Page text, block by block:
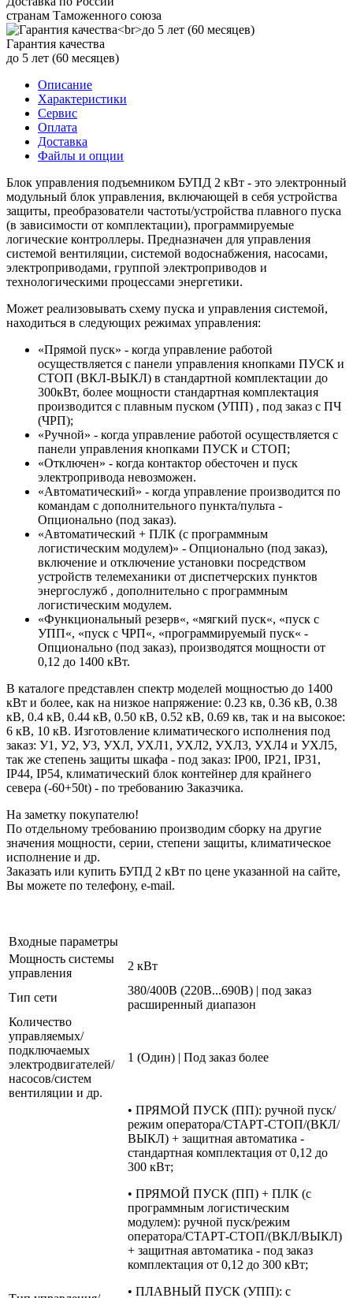
странам Таможенного союза
Гарантия качества
до 5 лет (60 месяцев)
Описание
Характеристики
Сервис
Оплата
Доставка
Файлы и опции
Блок управления подъемником БУПД 2 кВт - это электронный
модульный блок управления, включающей в себя устройства
защиты, преобразователи частоты/устройства плавного пуска
(в зависимости от комплектации), программируемые
логические контроллеры. Предназначен для управления
системой вентиляции, системой водоснабжения, насосами,
электроприводами, группой электроприводов и
технологическими процессами энергетики.
Может реализовывать схему пуска и управления системой,
находиться в следующих режимах управления:
«Прямой пуск» - когда управление работой
осуществляется с панели управления кнопками ПУСК и
СТОП (ВКЛ-ВЫКЛ) в стандартной комплектации до
300кВт, более мощности стандартная комплектация
производится с плавным пуском (УПП) , под заказ с ПЧ
(ЧРП);
«Ручной» - когда управление работой осуществляется с
панели управления кнопками ПУСК и СТОП;
«Отключен» - когда контактор обесточен и пуск
электропривода невозможен.
«Автоматический» - когда управление производится по
командам с дополнительного пункта/пульта -
Опционально (под заказ).
«Автоматический + ПЛК (с программным
логистическим модулем)» - Опционально (под заказ),
включение и отключение установки посредством
устройств телемеханики от диспетчерских пунктов
энергослужб , дополнительно с программным
логистическим модулем.
«Функциональный резерв«, «мягкий пуск«, «пуск с
УПП«, «пуск с ЧРП«, «программируемый пуск« -
Опционально (под заказ), производятся мощности от
0,12 до 1400 кВт.
В каталоге представлен спектр моделей мощностью до 1400
кВт и более, как на низкое напряжение: 0.23 кв, 0.36 кВ, 0.38
кВ, 0.4 кВ, 0.44 кВ, 0.50 кВ, 0.52 кВ, 0.69 кв, так и на высокое:
6 кВ, 10 кВ. Изготовление климатического исполнения под
заказ: У1, У2, У3, УХЛ, УХЛ1, УХЛ2, УХЛ3, УХЛ4 и УХЛ5,
так же степень защиты шкафа - под заказ: IP00, IP21, IP31,
IP44, IP54, климатический блок контейнер для крайнего
севера (-60+50t) - по требованию Заказчика.
На заметку покупателю!
По отдельному требованию производим сборку на другие
значения мощности, серии, степени защиты, климатическое
исполнение и др.
Заказать или купить БУПД 2 кВт по цене указанной на сайте,
Вы можете по телефону, e-mail.
Входные параметры
Мощность системы
управления
2 кВт
Тип сети
380/400В (220В...690В) | под заказ
расширенный диапазон
Количество
управляемых/
подключаемых
электродвигателей/
насосов/систем
вентиляции и др.
1 (Один) | Под заказ более
• ПРЯМОЙ ПУСК (ПП): ручной пуск/
режим оператора/СТАРТ-СТОП/(ВКЛ/
ВЫКЛ) + защитная автоматика -
стандартная комплектация от 0,12 до
300 кВт;
• ПРЯМОЙ ПУСК (ПП) + ПЛК (с
программным логистическим
модулем): ручной пуск/режим
оператора/СТАРТ-СТОП/(ВКЛ/ВЫКЛ)
+ защитная автоматика - под заказ
комплектация от 0,12 до 300 кВт;
• ПЛАВНЫЙ ПУСК (УПП): с